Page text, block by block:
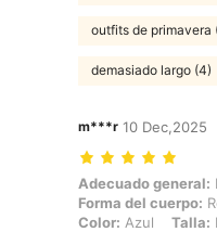
outfits de primavera
demasiado largo (4)
m***r 10 Dec,2025
Adecuado general: La
Adecuado general:
Forma del cuerpo:
Color: Azul Talla: